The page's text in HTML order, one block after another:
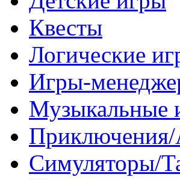
Квесты
Логические
Игры-
Музыкальные
Симуляторы/